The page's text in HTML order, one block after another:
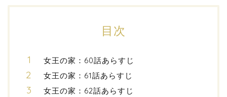
目次
女王の家：60話あらすじ
女王の家：61話あらすじ
女王の家：62話あらすじ